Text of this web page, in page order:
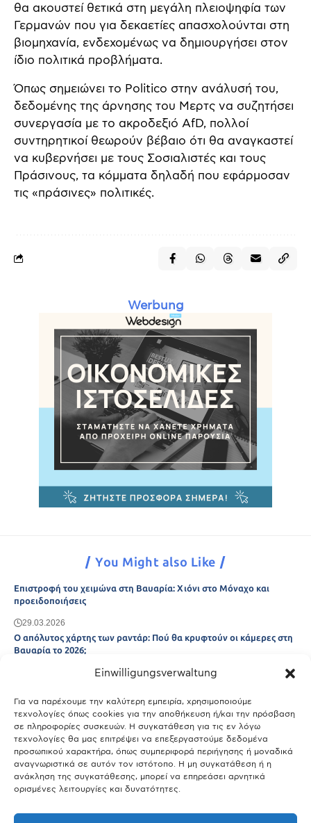
Einwilligungsverwaltung
Για να παρέχουμε την καλύτερη εμπειρία, χρησιμοποιούμε
τεχνολογίες όπως cookies για την αποθήκευση ή/και την πρόσβαση
σε πληροφορίες συσκευών. Η συγκατάθεση για τις εν λόγω
τεχνολογίες θα μας επιτρέψει να επεξεργαστούμε δεδομένα
προσωπικού χαρακτήρα, όπως συμπεριφορά περιήγησης ή μοναδικά
αναγνωριστικά σε αυτόν τον ιστότοπο. Η μη συγκατάθεση ή η
ανάκληση της συγκατάθεσης, μπορεί να επηρεάσει αρνητικά
ορισμένες λειτουργίες και δυνατότητες.
θα ακουστεί θετικά στη μεγάλη πλειοψηφία των
Γερμανών που για δεκαετίες απασχολούνται στη
βιομηχανία, ενδεχομένως να δημιουργήσει στον
ίδιο πολιτικά προβλήματα.
Όπως σημειώνει το Politico στην ανάλυσή του,
δεδομένης της άρνησης του Μερτς να συζητήσει
συνεργασία με το ακροδεξιό AfD, πολλοί
συντηρητικοί θεωρούν βέβαιο ότι θα αναγκαστεί
να κυβερνήσει με τους Σοσιαλιστές και τους
Πράσινους, τα κόμματα δηλαδή που εφάρμοσαν
τις «πράσινες» πολιτικές.
Werbung
You Might also Like
Επιστροφή του χειμώνα στη Βαυαρία: Χιόνι στο Μόναχο και
προειδοποιήσεις
29.03.2026
Ο απόλυτος χάρτης των ραντάρ: Πού θα κρυφτούν οι κάμερες στη
Βαυαρία το 2026;
Μόναχο;
25.03.2026
Θύελλα χτυπά το Μόναχο: Κίνδυνος από τους ισχυρούς ανέμους
και τις καταιγίδες
25.03.2026